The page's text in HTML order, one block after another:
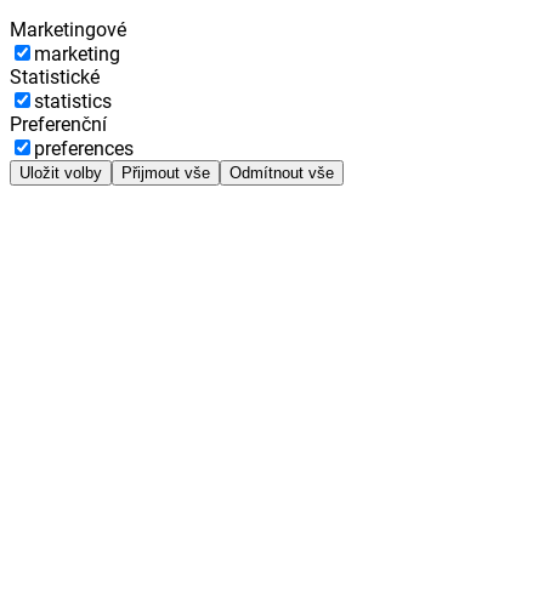
Marketingové
marketing
Statistické
statistics
Preferenční
preferences
Uložit volby Přijmout vše Odmítnout vše